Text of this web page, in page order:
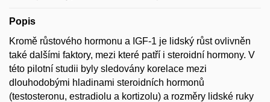
Popis
Kromě růstového hormonu a IGF-1 je lidský růst ovlivněn
také dalšími faktory, mezi které patří i steroidní hormony. V
této pilotní studii byly sledovány korelace mezi
dlouhodobými hladinami steroidních hormonů
(testosteronu, estradiolu a kortizolu) a rozměry lidské ruky